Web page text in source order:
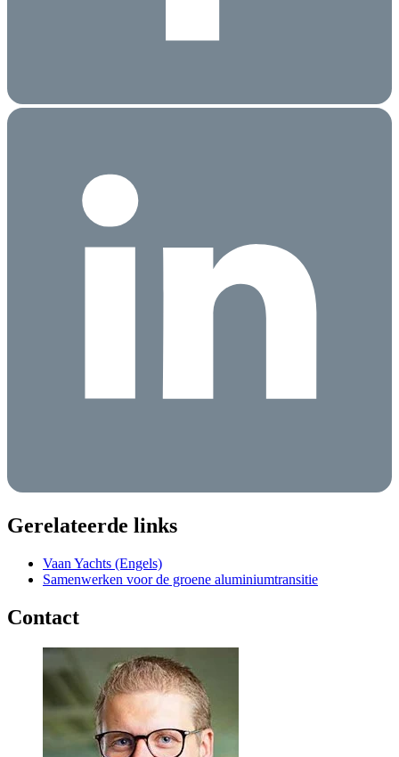
Gerelateerde links
Vaan Yachts (Engels)
Samenwerken voor de groene aluminiumtransitie
Contact